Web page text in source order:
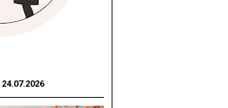
24.07.2026